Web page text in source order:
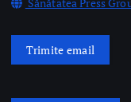
Science&Tech
Pharma